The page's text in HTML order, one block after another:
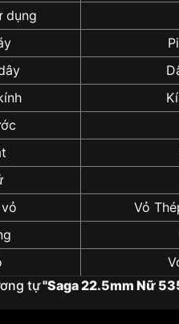
dụng
Vỏ
tự"Saga 22.5mm Nữ